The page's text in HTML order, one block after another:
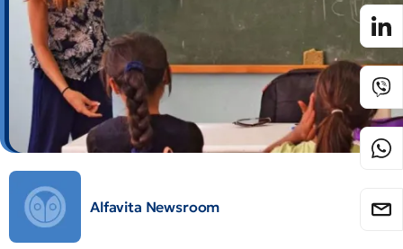
Alfavita Newsroom